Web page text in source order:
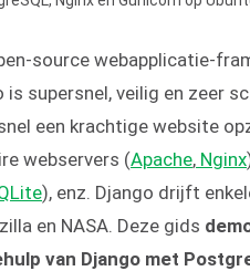
source webapplicatie-
supersnel, veilig en zeer
een krachtige website
webservers (Apache, Nginx
), enz. Django drijft
en NASA. Deze gids
van Django met